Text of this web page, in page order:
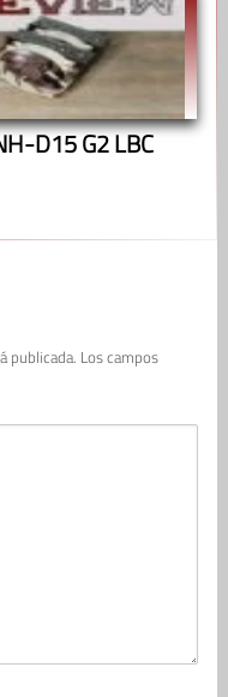
D15 G2 LBC
publicada. Los campos